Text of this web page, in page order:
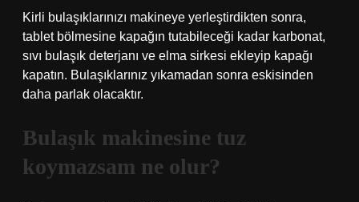
Kirli bulaşıklarınızı makineye yerleştirdikten sonra,
tablet bölmesine kapağın tutabileceği kadar karbonat,
sıvı bulaşık deterjanı ve elma sirkesi ekleyip kapağı
kapatın. Bulaşıklarınız yıkamadan sonra eskisinden
daha parlak olacaktır.
Bulaşık makinesine tuz
koymazsam ne olur?